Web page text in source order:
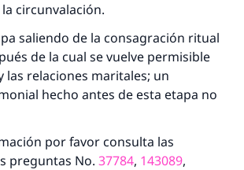
circunvalación.
saliendo de la consagración ritual
de la cual se vuelve permisible
las relaciones maritales; un
hecho antes de esta etapa no
por favor consulta las
preguntas No. 37784, 143089,